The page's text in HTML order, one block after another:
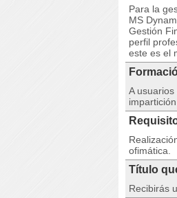
Para la
MS
Gestión
perfil
este es el
A
ofimática.
Título
Recibirás